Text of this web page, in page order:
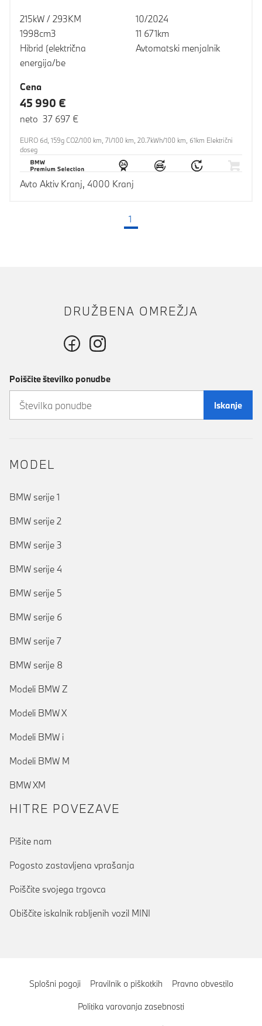
215kW / 293KM
1998cm3
Hibrid (električna
energija/be
10/2024
11 671km
Avtomatski menjalnik
Cena
45 990 €
neto 37 697 €
EURO 6d, 159g CO2/100 km, 7l/100 km, 20.7kWh/100 km, 61km Električni
doseg
Avto Aktiv Kranj, 4000 Kranj
1
DRUŽBENA OMREŽJA
Poiščite številko ponudbe
Iskanje
MODEL
BMW serije 1
BMW serije 2
BMW serije 3
BMW serije 4
BMW serije 5
BMW serije 6
BMW serije 7
BMW serije 8
Modeli BMW Z
Modeli BMW X
Modeli BMW i
Modeli BMW M
BMW XM
HITRE POVEZAVE
Pišite nam
Pogosto zastavljena vprašanja
Poiščite svojega trgovca
Obiščite iskalnik rabljenih vozil MINI
Splošni pogoji Pravilnik o piškotkih Pravno obvestilo
Politika varovanja zasebnosti